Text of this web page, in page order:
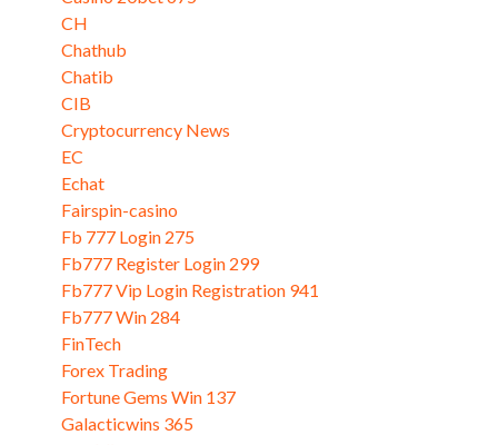
CH
Chathub
Chatib
CIB
Cryptocurrency News
EC
Echat
Fairspin-casino
Fb 777 Login 275
Fb777 Register Login 299
Fb777 Vip Login Registration 941
Fb777 Win 284
FinTech
Forex Trading
Fortune Gems Win 137
Galacticwins 365